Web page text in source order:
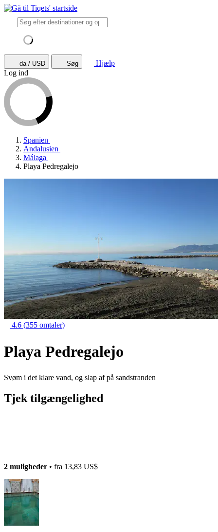
da / USD Søg
Hjælp
Log ind
Spanien
Andalusien
Málaga
Playa Pedregalejo
4.6 (355 omtaler)
Playa Pedregalejo
Svøm i det klare vand, og slap af på sandstranden
Tjek tilgængelighed
2 muligheder • fra 13,83 US$